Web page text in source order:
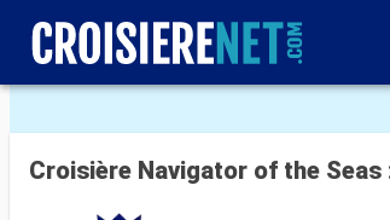
Voir les 77 autres photos
Croisière Navigator of the